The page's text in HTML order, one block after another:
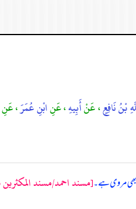
بْنُ نَافِعٍ، عَنْأَبِيهِ، عَنِابْنِ عُمَرَ، عَنِ
مروی ہے۔[مسند احمد/مسند المكثرين